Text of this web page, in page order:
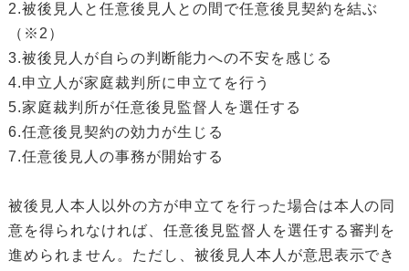
2.被後見人と任意後見人との間で任意後見契約を結ぶ
（※2）
3.被後見人が自らの判断能力への不安を感じる
4.申立人が家庭裁判所に申立てを行う
5.家庭裁判所が任意後見監督人を選任する
6.任意後見契約の効力が生じる
7.任意後見人の事務が開始する
被後見人本人以外の方が申立てを行った場合は本人の同
意を得られなければ、任意後見監督人を選任する審判を
進められません。ただし、被後見人本人が意思表示でき